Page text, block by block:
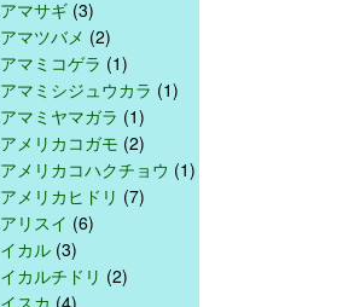
アマサギ (3)
アマツバメ (2)
アマミコゲラ (1)
アマミシジュウカラ (1)
アマミヤマガラ (1)
アメリカコガモ (2)
アメリカコハクチョウ (1)
アメリカヒドリ (7)
アリスイ (6)
イカル (3)
イカルチドリ (2)
イスカ (4)